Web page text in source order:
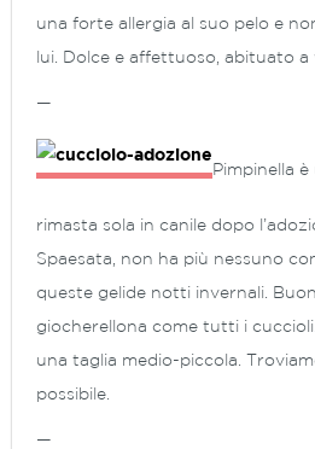
una forte allergia al suo pelo e
lui. Dolce e affettuoso, abituato a
—
Pimpinella è
rimasta sola in canile dopo
Spaesata, non ha più nessuno
queste gelide notti invernali.
giocherellona come tutti i
una taglia medio-piccola.
possibile.
—